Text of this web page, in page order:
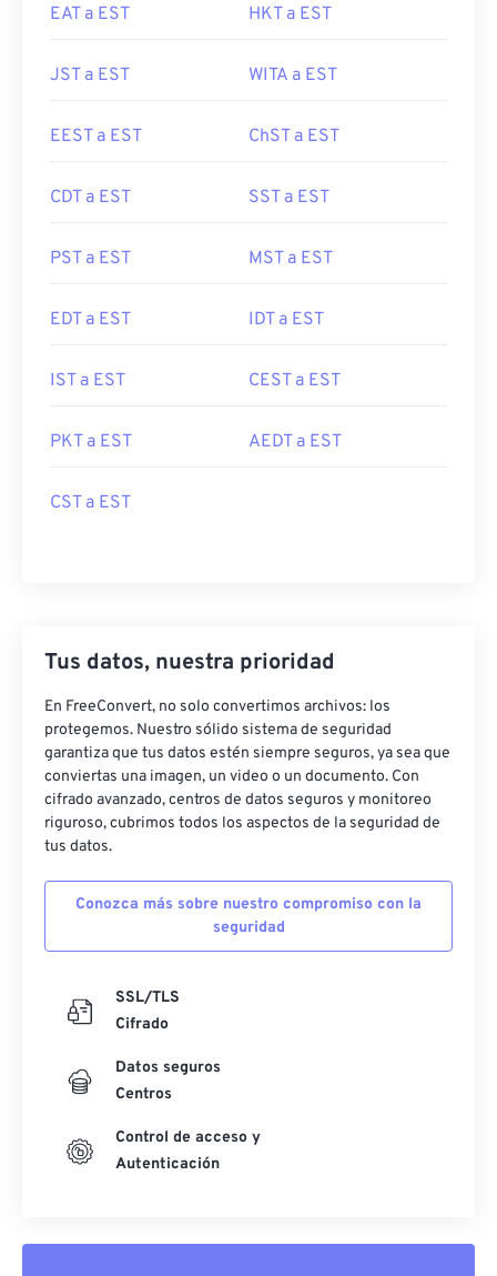
EAT a EST HKT a EST
JST a EST WITA a EST
EEST a EST ChST a EST
CDT a EST SST a EST
PST a EST MST a EST
EDT a EST IDT a EST
IST a EST CEST a EST
PKT a EST AEDT a EST
CST a EST
Tus datos, nuestra prioridad
En FreeConvert, no solo convertimos archivos: los
protegemos. Nuestro sólido sistema de seguridad
garantiza que tus datos estén siempre seguros, ya sea que
conviertas una imagen, un video o un documento. Con
cifrado avanzado, centros de datos seguros y monitoreo
riguroso, cubrimos todos los aspectos de la seguridad de
tus datos.
Conozca más sobre nuestro compromiso con la
seguridad
SSL/TLS
Cifrado
Datos seguros
Centros
Control de acceso y
Autenticación